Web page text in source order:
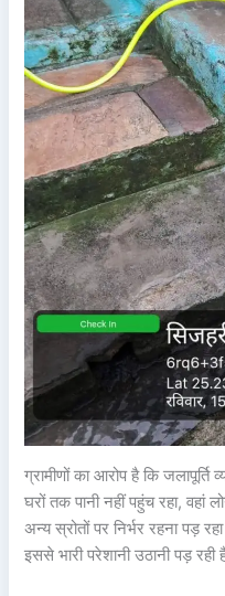
ग्रामीणों का आरोप है कि
घरों तक पानी नहीं पहुंच रहा, वहां
अन्य स्रोतों पर निर्भर रहना पड़
इससे भारी परेशानी उठानी पड़ रही